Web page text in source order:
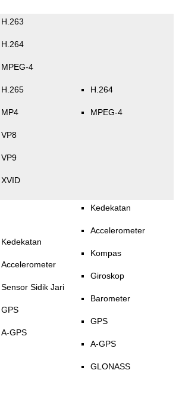
H.263
H.264
MPEG-4
H.265
MP4
VP8
VP9
XVID
H.264
MPEG-4
Kedekatan
Accelerometer
Sensor Sidik Jari
GPS
A-GPS
Kedekatan
Accelerometer
Kompas
Giroskop
Barometer
GPS
A-GPS
GLONASS